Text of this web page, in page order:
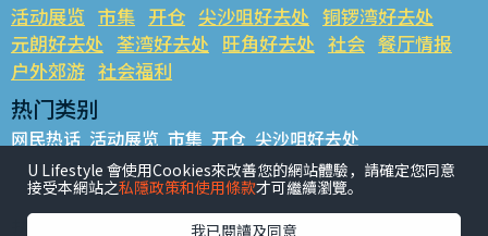
活动展览 市集 开仓 尖沙咀好去处 铜锣湾好去处
元朗好去处 荃湾好去处 旺角好去处 社会 餐厅情报
户外郊游 社会福利
热门类别
网民热话 活动展览 市集 开仓 尖沙咀好去处
铜锣湾好去处 元朗好去处 荃湾好去处 旺角好去处 社会
餐厅情报 户外郊游
热门标签
U Lifestyle 會使用Cookies來改善您的網站體驗，請確定您同意
接受本網站之私隱政策和使用條款才可繼續瀏覽。
我已閱讀及同意